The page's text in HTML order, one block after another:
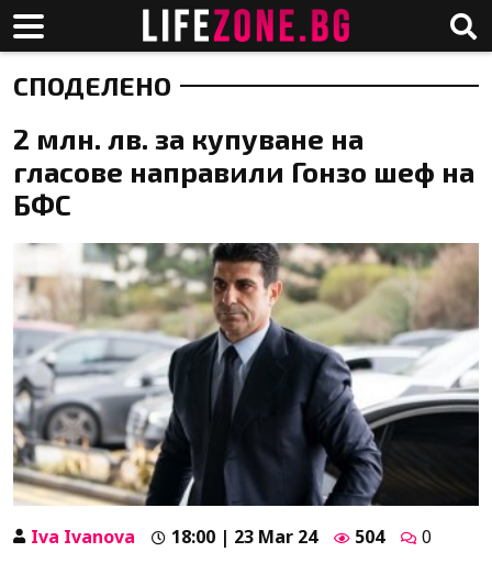
СПОДЕЛЕНО
2 млн. лв. за купуване на
гласове направили Гонзо шеф на
БФС
Iva Ivanova 18:00 | 23 Mar 24 504 0